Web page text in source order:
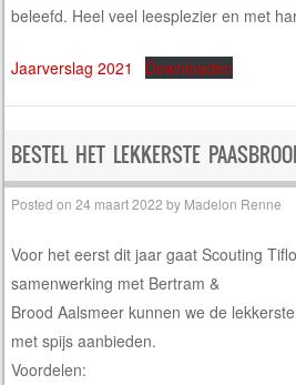
beleefd. Heel veel leesplezier en met
Jaarverslag 2021 Downloaden
BESTEL HET LEKKERSTE
Posted on24 maart 2022 by Madelon Renne
Voor het eerst dit jaar gaat Scouting
samenwerking met Bertram &
Brood Aalsmeer kunnen we de
met spijs aanbieden.
Voordelen: